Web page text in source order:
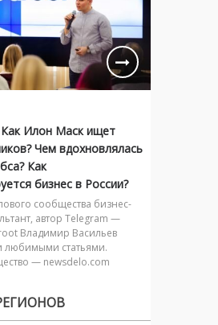
Илон Маск ищет
Чем вдохновлялась
Как
бизнес в России?
сообщества бизнес-
автор Telegram —
Владимир Васильев
любимыми статьями.
— newsdelo.com